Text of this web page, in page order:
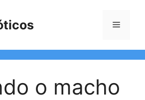
Menu
o macho